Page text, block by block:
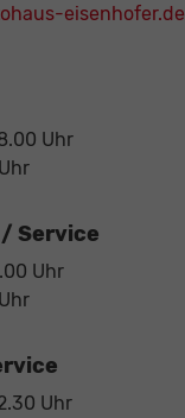
eisenhofer.de
Uhr
Service
Uhr
Uhr